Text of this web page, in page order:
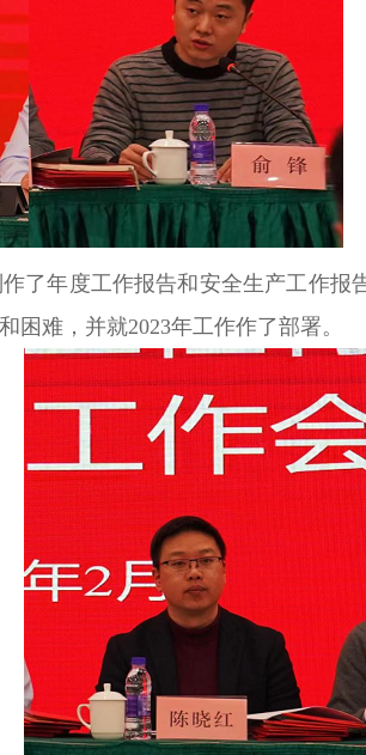
了年度工作报告和安全生产工作报
难，并就2023年工作作了部署。